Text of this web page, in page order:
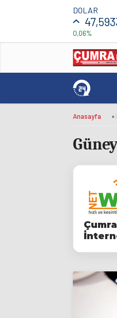
DOLAR
0,06%
Anasayfa »